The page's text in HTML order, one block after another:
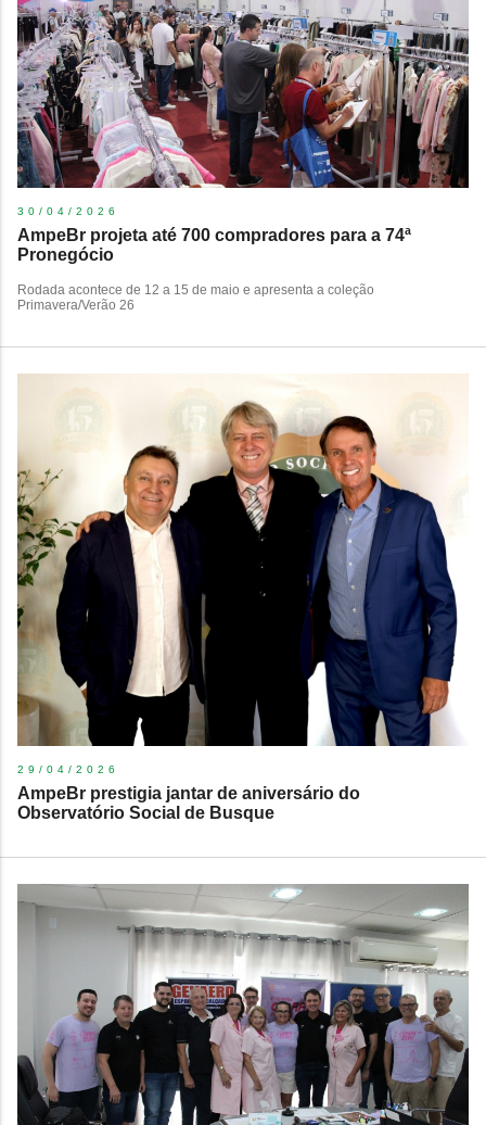
30/04/2026
AmpeBr projeta até 700 compradores para a 74ª
Pronegócio
Rodada acontece de 12 a 15 de maio e apresenta a coleção
Primavera/Verão 26
29/04/2026
AmpeBr prestigia jantar de aniversário do
Observatório Social de Busque